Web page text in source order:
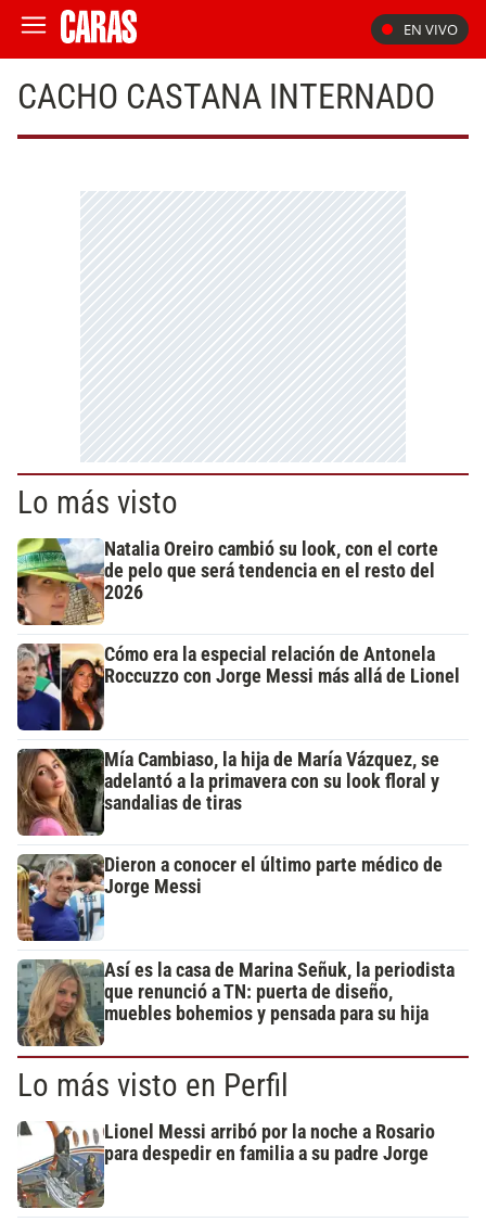
EN VIVO
CACHO CASTANA INTERNADO
Lo más visto
Natalia Oreiro cambió su look, con el corte
de pelo que será tendencia en el resto del
2026
Cómo era la especial relación de Antonela
Roccuzzo con Jorge Messi más allá de Lionel
Mía Cambiaso, la hija de María Vázquez, se
adelantó a la primavera con su look floral y
sandalias de tiras
Dieron a conocer el último parte médico de
Jorge Messi
Así es la casa de Marina Señuk, la periodista
que renunció a TN: puerta de diseño,
muebles bohemios y pensada para su hija
Lo más visto en Perfil
Lionel Messi arribó por la noche a Rosario
para despedir en familia a su padre Jorge